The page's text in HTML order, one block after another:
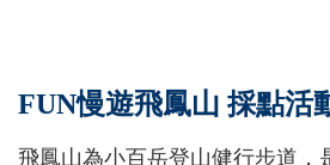
FUN慢遊飛鳳山 採點活
飛鳳山為小百岳登山健行步道，